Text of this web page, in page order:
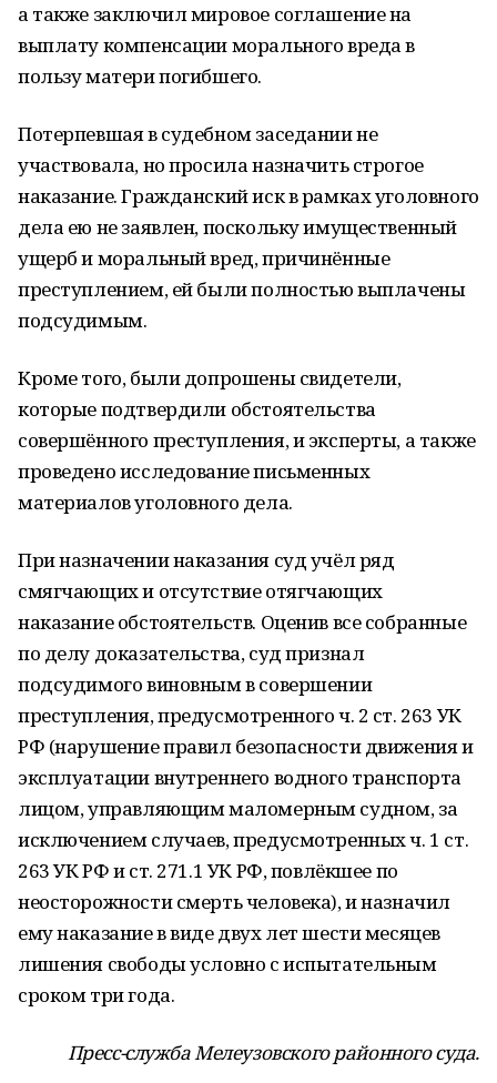
а также заключил мировое соглашение на
выплату компенсации морального вреда в
пользу матери погибшего.
Потерпевшая в судебном заседании не
участвовала, но просила назначить строгое
наказание. Гражданский иск в рамках уголовного
дела ею не заявлен, поскольку имущественный
ущерб и моральный вред, причинённые
преступлением, ей были полностью выплачены
подсудимым.
Кроме того, были допрошены свидетели,
которые подтвердили обстоятельства
совершённого преступления, и эксперты, а также
проведено исследование письменных
материалов уголовного дела.
При назначении наказания суд учёл ряд
смягчающих и отсутствие отягчающих
наказание обстоятельств. Оценив все собранные
по делу доказательства, суд признал
подсудимого виновным в совершении
преступления, предусмотренного ч. 2 ст. 263 УК
РФ (нарушение правил безопасности движения и
эксплуатации внутреннего водного транспорта
лицом, управляющим маломерным судном, за
исключением случаев, предусмотренных ч. 1 ст.
263 УК РФ и ст. 271.1 УК РФ, повлёкшее по
неосторожности смерть человека), и назначил
ему наказание в виде двух лет шести месяцев
лишения свободы условно с испытательным
сроком три года.
Пресс-служба Мелеузовского районного суда.